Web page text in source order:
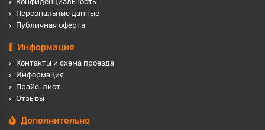
Персональные данные
Публичная оферта
Информация
Контакты и схема проезда
Информация
Прайс-лист
Отзывы
Дополнительно